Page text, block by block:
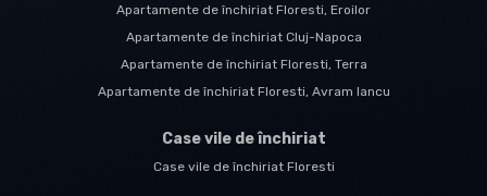
Apartamente de închiriat Floresti, Eroilor
Apartamente de închiriat Cluj-Napoca
Apartamente de închiriat Floresti, Terra
Apartamente de închiriat Floresti, Avram Iancu
Case vile de închiriat
Case vile de închiriat Floresti